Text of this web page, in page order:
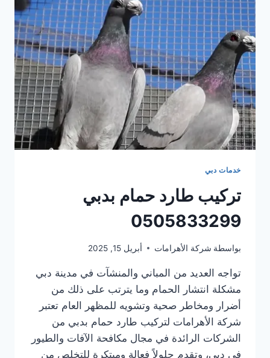
خدمات دبي
تركيب طارد حمام بدبي
0505833299
بواسطة شركة الأهرامات أبريل 15, 2025
تواجه العديد من المباني والمنشآت في مدينة دبي
مشكلة انتشار الحمام وما يترتب على ذلك من
أضرار ومخاطر صحية وتشويه للمظهر العام تعتبر
شركة الأهرامات لتركيب طارد حمام بدبي من
الشركات الرائدة في مجال مكافحة الآفات والطيور
في دبي، وتقدم حلولاً فعالة ومبتكرة للتخلص من